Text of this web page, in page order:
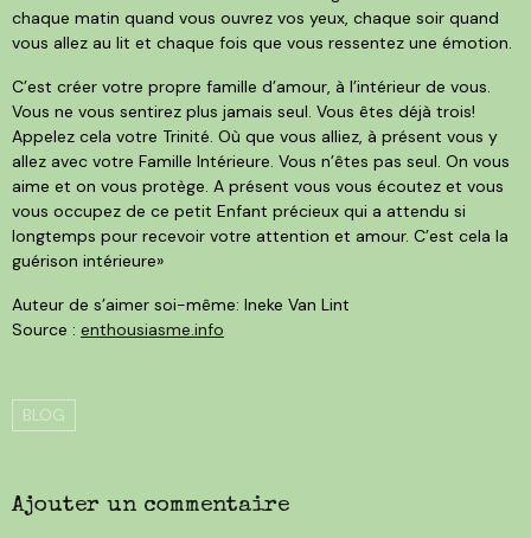
chaque matin quand vous ouvrez vos yeux, chaque soir quand
vous allez au lit et chaque fois que vous ressentez une émotion.
C’est créer votre propre famille d’amour, à l’intérieur de vous.
Vous ne vous sentirez plus jamais seul. Vous êtes déjà trois!
Appelez cela votre Trinité. Où que vous alliez, à présent vous y
allez avec votre Famille Intérieure. Vous n’êtes pas seul. On vous
aime et on vous protège. A présent vous vous écoutez et vous
vous occupez de ce petit Enfant précieux qui a attendu si
longtemps pour recevoir votre attention et amour. C’est cela la
guérison intérieure»
Auteur de s’aimer soi-même: Ineke Van Lint
Source : enthousiasme.info
BLOG
Ajouter un commentaire